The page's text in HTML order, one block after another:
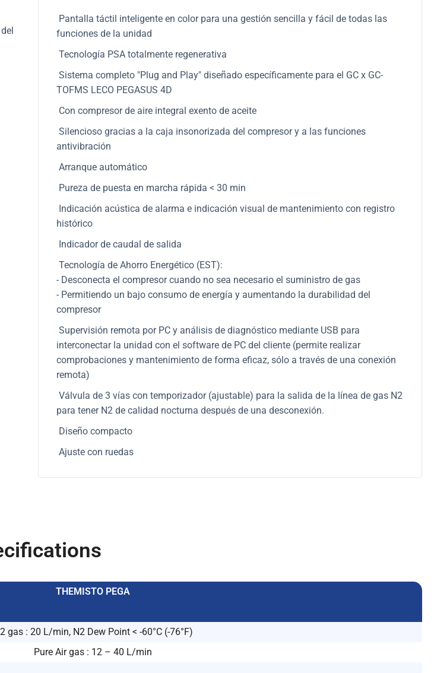
Pantalla táctil inteligente en color para una gestión sencilla y fácil de todas las
funciones de la unidad
Tecnología PSA totalmente regenerativa
Sistema completo "Plug and Play" diseñado específicamente para el GC x GC-
TOFMS LECO PEGASUS 4D
Con compresor de aire integral exento de aceite
Silencioso gracias a la caja insonorizada del compresor y a las funciones
antivibración
Arranque automático
Pureza de puesta en marcha rápida < 30 min
Indicación acústica de alarma e indicación visual de mantenimiento con registro
histórico
Indicador de caudal de salida
Tecnología de Ahorro Energético (EST):
- Desconecta el compresor cuando no sea necesario el suministro de gas
- Permitiendo un bajo consumo de energía y aumentando la durabilidad del
compresor
Supervisión remota por PC y análisis de diagnóstico mediante USB para
interconectar la unidad con el software de PC del cliente (permite realizar
comprobaciones y mantenimiento de forma eficaz, sólo a través de una conexión
remota)
Válvula de 3 vías con temporizador (ajustable) para la salida de la línea de gas N2
para tener N2 de calidad nocturna después de una desconexión.
Diseño compacto
Ajuste con ruedas
THEMISTO PEGA
gas : 20 L/min, N2 Dew Point < -60°C (-76°F)
Pure Air gas : 12 – 40 L/min